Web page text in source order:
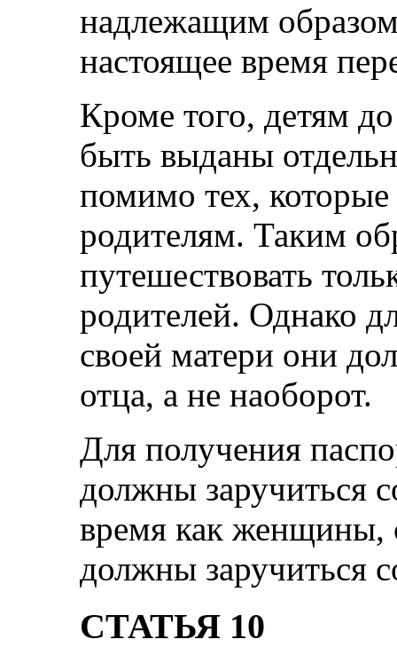
надлежащим
настоящее время
Кроме того, детям
быть выданы
помимо тех,
родителям. Таким
путешествовать
родителей. Однако
своей матери они
отца, а не наоборот.
Для получения
должны заручиться
время как женщины,
должны заручиться
СТАТЬЯ 10